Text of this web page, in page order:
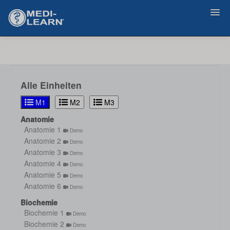
Alle Einheiten
M1 M2
M3
Anatomie
Anatomie 1
Demo
Anatomie 2 Demo
Anatomie 3 Demo
Anatomie 4 Demo
Anatomie 5 Demo
Anatomie 6 Demo
Biochemie
Biochemie 1
Demo
Biochemie 2 Demo